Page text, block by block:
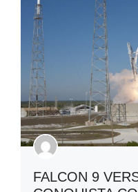
FALCON 9